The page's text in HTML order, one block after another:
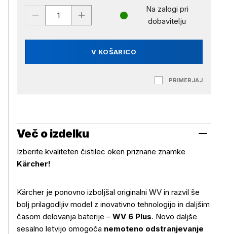
V KOŠARICO
Na zalogi pri
dobavitelju
PRIMERJAJ
Več o izdelku
Izberite kvaliteten čistilec oken priznane znamke
Kärcher!
Kärcher je ponovno izboljšal originalni WV in razvil še
bolj prilagodljiv model z inovativno tehnologijo in daljšim
časom delovanja baterije – WV 6 Plus. Novo daljše
sesalno letvijo omogoča nemoteno odstranjevanje